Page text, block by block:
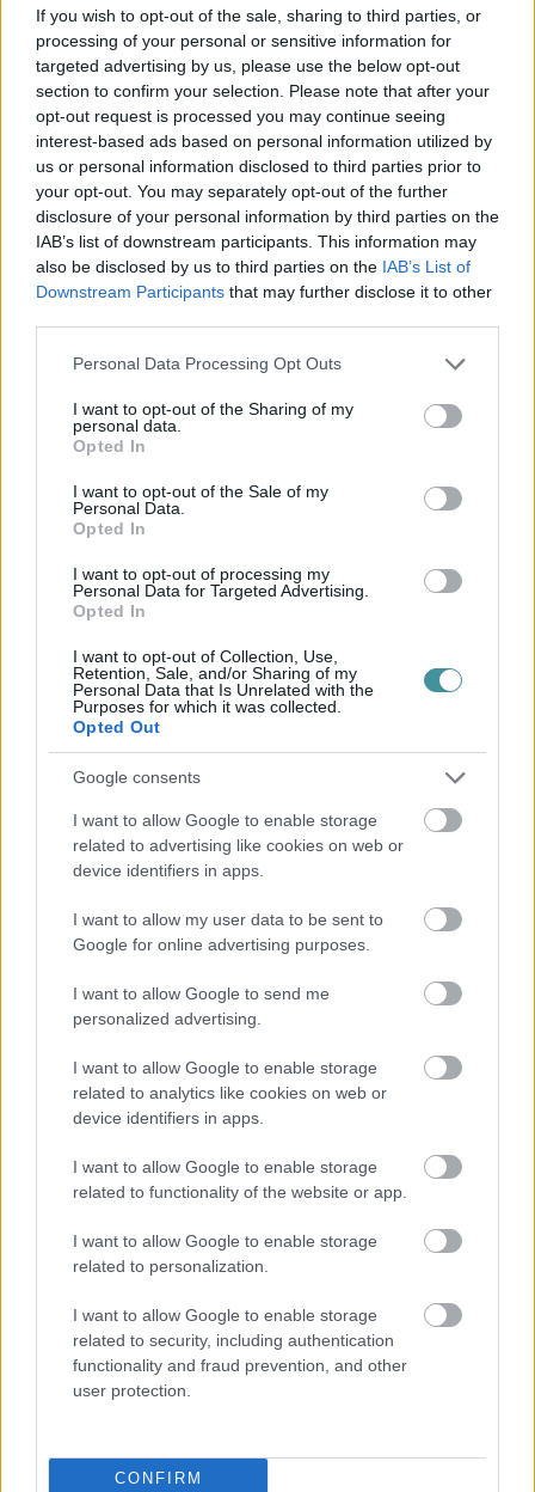
If you wish to opt-out of the sale, sharing to third parties, or
processing of your personal or sensitive information for
targeted advertising by us, please use the below opt-out
section to confirm your selection. Please note that after your
opt-out request is processed you may continue seeing
interest-based ads based on personal information utilized by
us or personal information disclosed to third parties prior to
your opt-out. You may separately opt-out of the further
disclosure of your personal information by third parties on the
IAB’s list of downstream participants. This information may
also be disclosed by us to third parties on the IAB’s List of
Downstream Participants that may further disclose it to other
Please note that this website/app uses one or more Google
not limited to your visit or usage behaviour. You may click to
grant or deny consent to Google and its third-party tags to
use your data for below specified purposes in below Google
consent section.
Personal Data Processing Opt Outs
I want to opt-out of the Sharing of my
personal data.
Opted In
I want to opt-out of the Sale of my
Personal Data.
Opted In
I want to opt-out of processing my
Personal Data for Targeted Advertising.
Opted In
I want to opt-out of Collection, Use,
Retention, Sale, and/or Sharing of my
Personal Data that Is Unrelated with the
Purposes for which it was collected.
Opted Out
Google consents
I want to allow Google to enable storage
related to advertising like cookies on web or
device identifiers in apps.
I want to allow my user data to be sent to
Google for online advertising purposes.
I want to allow Google to send me
personalized advertising.
I want to allow Google to enable storage
related to analytics like cookies on web or
device identifiers in apps.
I want to allow Google to enable storage
related to functionality of the website or app.
I want to allow Google to enable storage
related to personalization.
I want to allow Google to enable storage
related to security, including authentication
functionality and fraud prevention, and other
user protection.
CONFIRM